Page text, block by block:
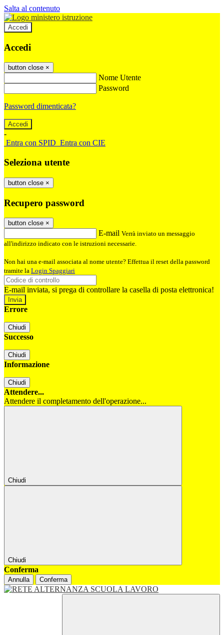
Salta al contenuto
Accedi
Accedi
button close ×
Nome Utente
Password
Password dimenticata?
-
Entra con SPID Entra con CIE
Seleziona utente
button close ×
Recupero password
button close ×
E-mail Verrà inviato un messaggio
all'indirizzo indicato con le istruzioni necessarie.
Non hai una e-mail associata al nome utente? Effettua il reset della password
tramite la Login Spaggiari
E-mail inviata, si prega di controllare la casella di posta elettronica!
Errore
Chiudi
Successo
Chiudi
Informazione
Chiudi
Attendere...
Attendere il completamento dell'operazione...
Chiudi
Chiudi
Conferma
Annulla Conferma